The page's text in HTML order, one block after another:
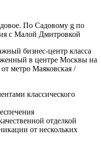
По Садовому g по
с Малой Дмитровкой
бизнес-центр класса
в центре Москвы на
метро Маяковская /
классического
отделкой
от нескольких